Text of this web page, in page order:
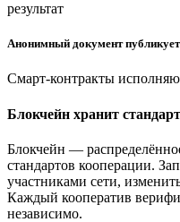
результат
Анонимный документ
Смарт-контракты
Блокчейн хранит
Блокчейн —
стандартов кооперации.
участниками сети,
Каждый кооператив
независимо.